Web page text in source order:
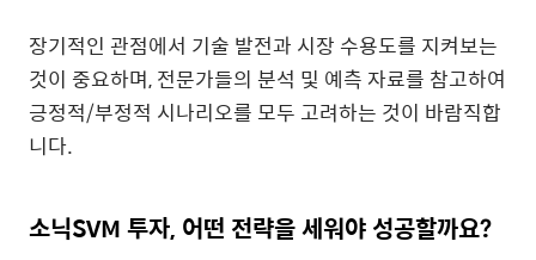
장기적인 관점에서 기술 발전과 시장 수용도를 지켜보는
것이 중요하며, 전문가들의 분석 및 예측 자료를 참고하여
긍정적/부정적 시나리오를 모두 고려하는 것이 바람직합
니다.
소닉SVM 투자, 어떤 전략을 세워야 성공할까요?